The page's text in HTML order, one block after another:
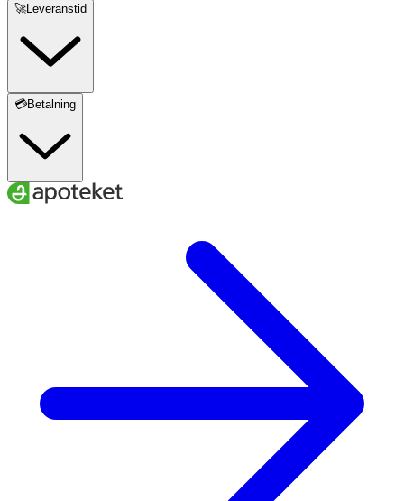
🚀Leveranstid
💳Betalning